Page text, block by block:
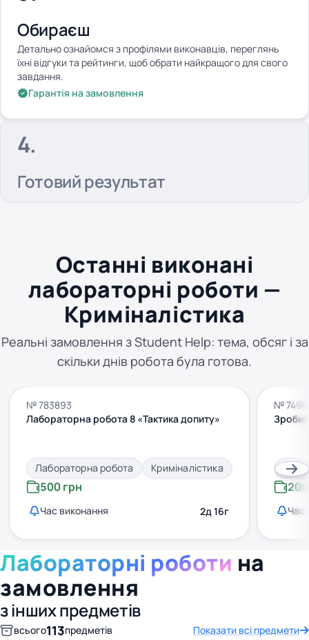
Обираєш
Детально ознайомся з профілями виконавців, переглянь
їхні відгуки та рейтинги, щоб обрати найкращого для свого
завдання.
Гарантія на замовлення
Готовий результат
Останні виконані
лабораторні роботи —
Криміналістика
Реальні замовлення з Student Help: тема, обсяг і за
скільки днів робота була готова.
№ 783893
Лабораторна робота 8 «Тактика допиту»
Лабораторна робота Криміналістика
500 грн
Час виконання 2д 16г
№
Час
Лабораторні роботи на
замовлення
з інших предметів
всього113предметів Показати всі предмети